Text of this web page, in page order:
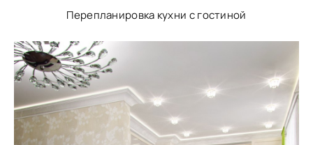
Перепланировка кухни с гостиной